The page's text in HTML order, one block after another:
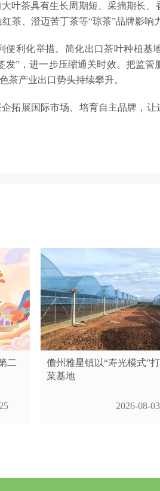
叶茶具有生长周期短、采摘期长
茶、澄迈苦丁茶等“琼茶”品牌影响
利化举措。简化出口茶叶种植基
”，进一步压缩通关时效。把监
茶产业出口势头持续攀升。
拓展国际市场、培育自主品牌，让
二
儋州雅星镇以“寿光模式”
菜基地
2026-08-